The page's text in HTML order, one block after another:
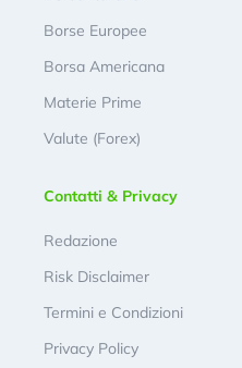
Borse Europee
Borsa Americana
Materie Prime
Valute (Forex)
Contatti & Privacy
Redazione
Risk Disclaimer
Termini e Condizioni
Privacy Policy